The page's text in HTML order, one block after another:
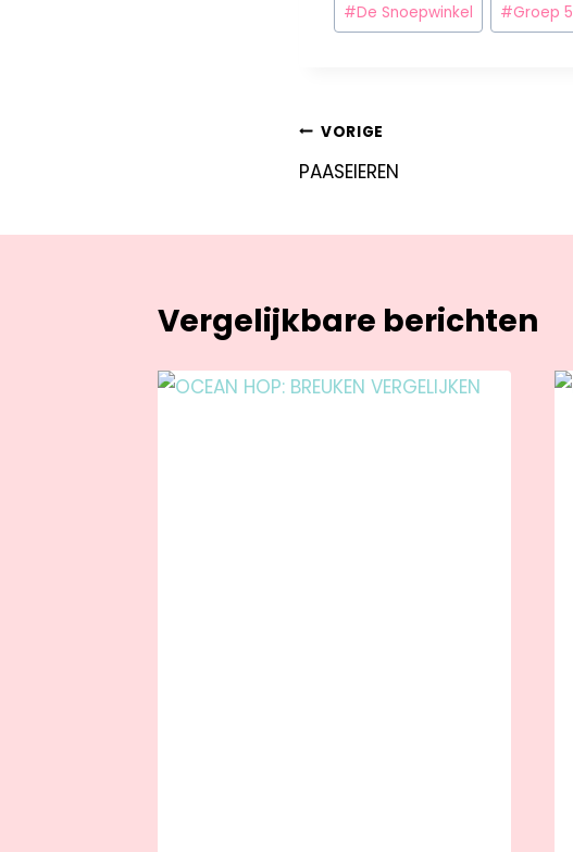
#De Snoepwinkel #Groep 5
VORIGE
PAASEIEREN
Vergelijkbare berichten